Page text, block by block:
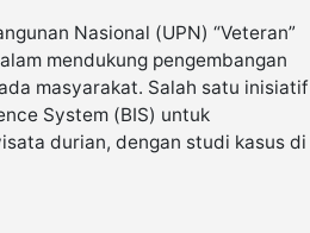
Nasional (UPN) “Veteran”
mendukung pengembangan
masyarakat. Salah satu inisiatif
System (BIS) untuk
durian, dengan studi kasus di